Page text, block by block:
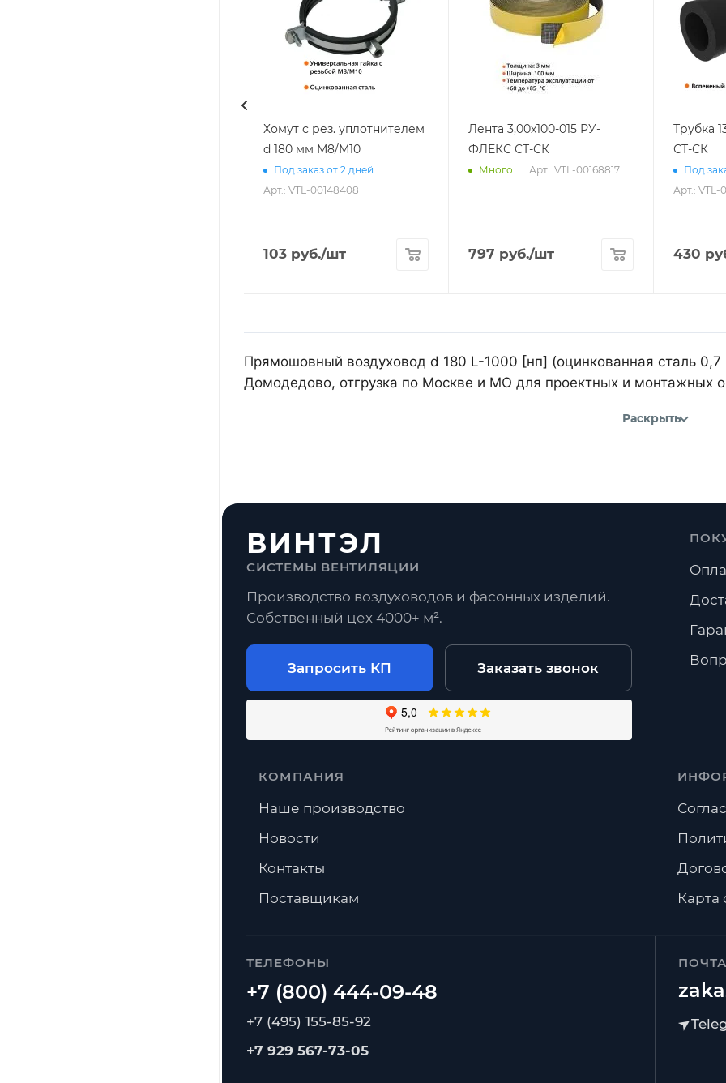
Хомут с рез. уплотнителем
d 180 мм М8/М10
Под заказ от 2 дней
Арт.: VTL-00148408
103 руб./шт
Лента 3,00х100-015 РУ-
ФЛЕКС СТ-СК
Много Арт.: VTL-00168817
797 руб./шт
Трубка
СТ-СК
Под
Арт.: VTL-
430
Прямошовный воздуховод d 180 L-1000 [нп] (оцинкованная сталь
Домодедово, отгрузка по Москве и МО для проектных и монтажных
Раскрыть
ВИНТЭЛ
СИСТЕМЫ ВЕНТИЛЯЦИИ
Производство воздуховодов и фасонных изделий.
Собственный цех 4000+ м².
Запросить КП Заказать звонок
ТЕЛЕФОНЫ
+7 (495) 155-85-92
+7 929 567-73-05
КОМПАНИЯ
Наше производство
Новости
Контакты
Поставщикам
Карта